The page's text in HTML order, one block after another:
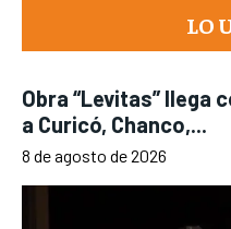
LO
Obra “Levitas”
a Curicó, Chanco,...
8 de agosto de 2026